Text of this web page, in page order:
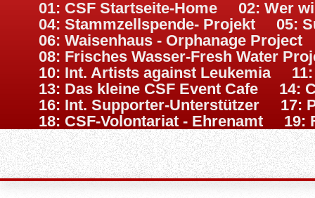
01: CSF Startseite-Home
02: Wer
04: Stammzellspende- Projekt
05:
06: Waisenhaus - Orphanage Project
08: Frisches Wasser-Fresh Water
10: Int. Artists against Leukemia
13: Das kleine CSF Event Cafe
14:
16: Int. Supporter-Unterstützer
17:
18: CSF-Volontariat - Ehrenamt
19: